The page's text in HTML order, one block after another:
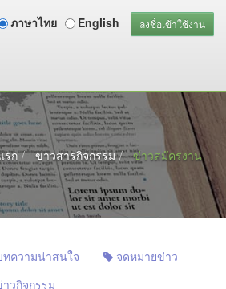
ภาษาไทย English ลงชื่อเข้าใช้งาน
รก ข่าวสารกิจกรรม ข่าวสมัครงาน
ทความน่าสนใจ
จดหมายข่าว
วกิจกรรม